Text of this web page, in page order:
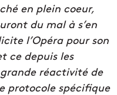
en plein coeur,
du mal à s’en
l’Opéra pour son
ce depuis les
réactivité de
protocole spécifique